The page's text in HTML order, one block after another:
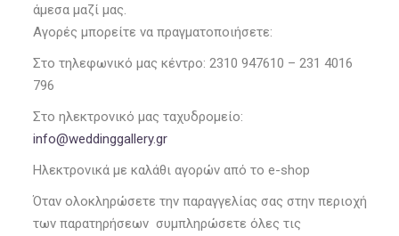
άμεσα μαζί μας.
Αγορές μπορείτε να πραγματοποιήσετε:
Στο τηλεφωνικό μας κέντρο: 2310 947610 – 231 4016
796
Στο ηλεκτρονικό μας ταχυδρομείο:
info@weddinggallery.gr
Ηλεκτρονικά με καλάθι αγορών από το e-shop
Όταν ολοκληρώσετε την παραγγελίας σας στην περιοχή
των παρατηρήσεων συμπληρώσετε όλες τις